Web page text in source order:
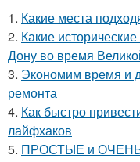
1. Какие места
2. Какие
Дону во время
3. Экономим время и
ремонта
4. Как быстро
лайфхаков
5. ПРОСТЫЕ и ОЧЕНЬ